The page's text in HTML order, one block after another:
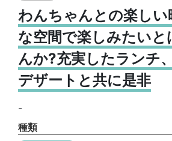
わんちゃんとの楽しい
な空間で楽しみたいと
んか?充実したランチ
デザートと共に是非
-
種類